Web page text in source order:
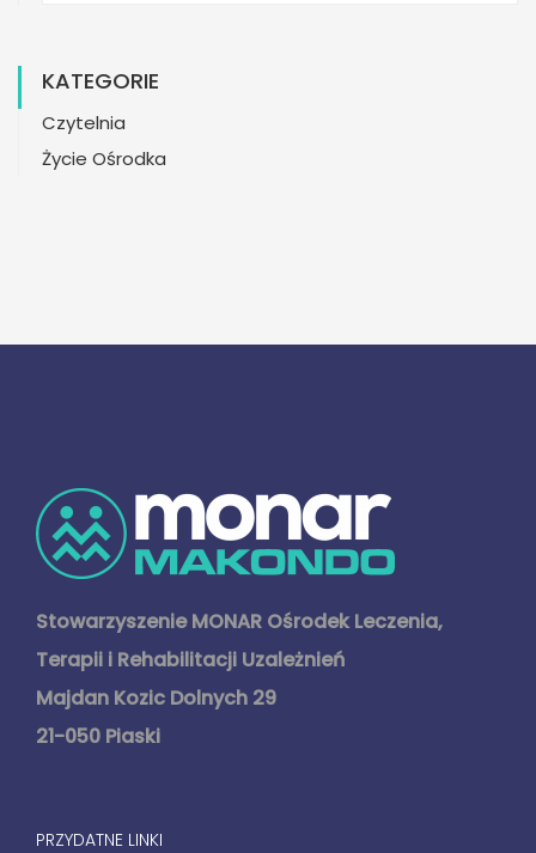
KATEGORIE
Czytelnia
Życie Ośrodka
Stowarzyszenie MONAR Ośrodek Leczenia,
Terapii i Rehabilitacji Uzależnień
Majdan Kozic Dolnych 29
21-050 Piaski
PRZYDATNE LINKI